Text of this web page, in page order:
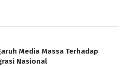
Media Massa Terhadap
Nasional